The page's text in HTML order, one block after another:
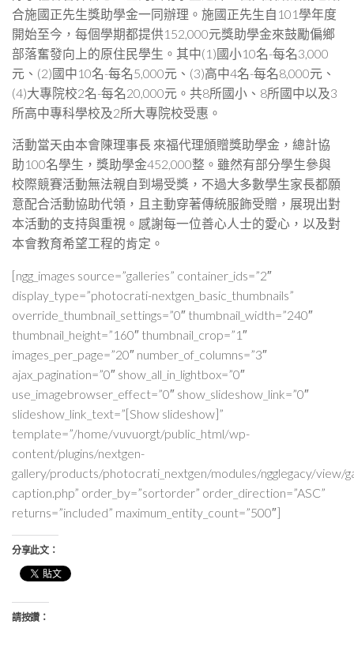
合施國正先生獎助學金一同辦理。施國正先生自101學年度
開始至今，每個學期都提供152,000元獎助學金來鼓勵偏鄉
部落奮發向上的原住民學生。其中(1)國小10名-每名3,000
元、(2)國中10名-每名5,000元、(3)高中4名-每名8,000元、
(4)大專院校2名-每名20,000元。共8所國小、8所國中以及3
所高中專科學校及2所大專院校受惠。
活動當天由本會陳理事長 來福代理頒贈獎助學金，總計協
助100名學生，獎助學金452,000整。雖然有部分學生參與
校際競賽活動無法親自到場受獎，不過大多數學生家長都願
意配合活動協助代領，且主動穿著傳統服飾受贈，展現出對
本活動的支持與重視。感謝每一位善心人士的愛心，以及對
本會教育希望工程的肯定。
[ngg_images source=”galleries” container_ids=”2″
display_type=”photocrati-nextgen_basic_thumbnails”
override_thumbnail_settings=”0″ thumbnail_width=”240″
thumbnail_height=”160″ thumbnail_crop=”1″
images_per_page=”20″ number_of_columns=”3″
ajax_pagination=”0″ show_all_in_lightbox=”0″
use_imagebrowser_effect=”0″ show_slideshow_link=”0″
slideshow_link_text=”[Show slideshow]”
template=”/home/vuvuorgt/public_html/wp-
content/plugins/nextgen-
gallery/products/photocrati_nextgen/modules/ngglegacy/view/
caption.php” order_by=”sortorder” order_direction=”ASC”
returns=”included” maximum_entity_count=”500″]
分享此文：
請按讚：